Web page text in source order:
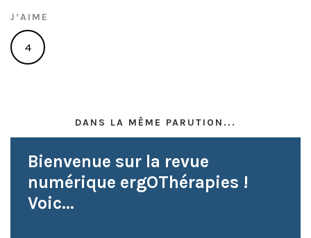
J’AIME
4
DANS LA MÊME PARUTION...
Bienvenue sur la revue
numérique ergOThérapies !
Voic...